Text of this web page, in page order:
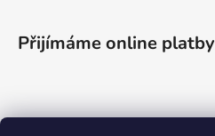
Přijímáme online platby